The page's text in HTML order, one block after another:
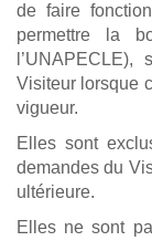
de faire
permettre la
Visiteur lorsque
vigueur.
Elles sont
demandes du
ultérieure.
Elles ne sont